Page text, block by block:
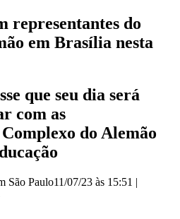
representantes do
em Brasília nesta
que seu dia será
com as
do Alemão
São Paulo11/07/23 às 15:51 |